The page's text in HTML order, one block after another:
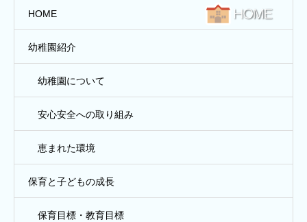
HOME
幼稚園紹介
幼稚園について
安心安全への取り組み
恵まれた環境
保育と子どもの成長
保育目標・教育目標